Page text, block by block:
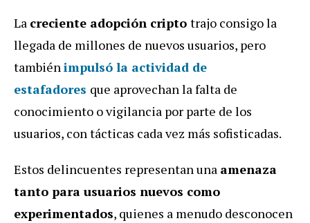
La creciente adopción cripto trajo consigo la
llegada de millones de nuevos usuarios, pero
tambiénimpulsó la actividad de
estafadores que aprovechan la falta de
conocimiento o vigilancia por parte de los
usuarios, con tácticas cada vez más sofisticadas.
Estos delincuentes representan una amenaza
tanto para usuarios nuevos como
experimentados, quienes a menudo desconocen